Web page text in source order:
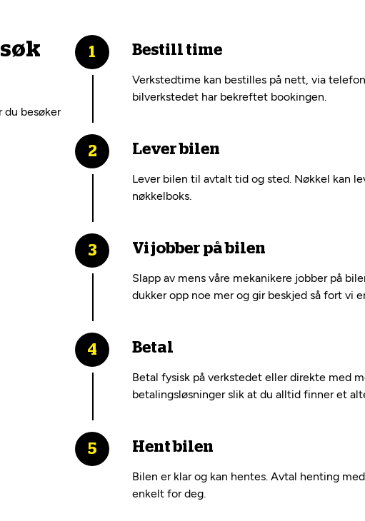
du besøker
Bestill time
Verkstedtime kan bestilles på nett, via
bilverkstedet har bekreftet bookingen.
Lever bilen
Lever bilen til avtalt tid og sted. Nøkkel kan
nøkkelboks.
Vi jobber på bilen
Slapp av mens våre mekanikere jobber på
dukker opp noe mer og gir beskjed så fort vi
Betal
Betal fysisk på verkstedet eller direkte med
betalingsløsninger slik at du alltid finner et
Hent bilen
Bilen er klar og kan hentes. Avtal henting
enkelt for deg.